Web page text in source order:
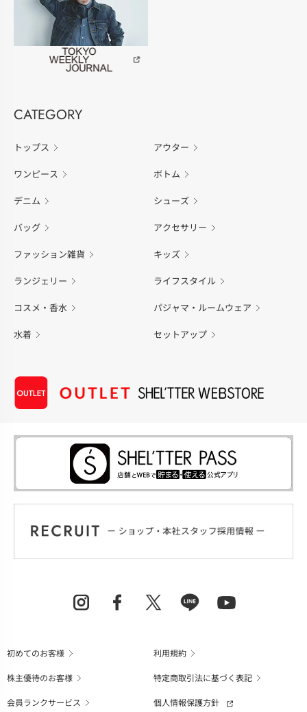
CATEGORY
トップス アウター
ワンピース ボトム
デニム シューズ
バッグ アクセサリー
ファッション雑貨 キッズ
ランジェリー ライフスタイル
コスメ・香水 パジャマ・ルームウェア
水着 セットアップ
初めてのお客様
利用規約
株主優待のお客様
特定商取引法に基づく表記
会員ランクサービス
個人情報保護方針